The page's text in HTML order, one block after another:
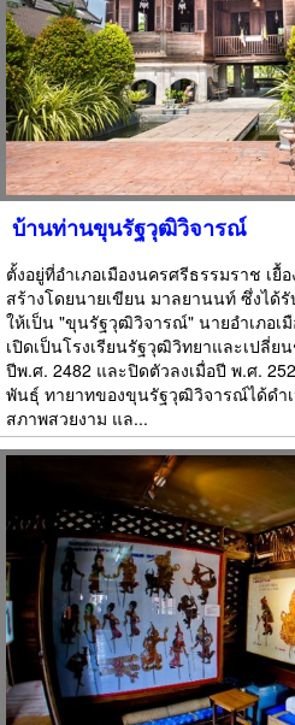
บ้านท่านขุนรัฐวุฒิวิจารณ์
ตั้งอยู่ที่อำเภอเมืองนครศรีธรรมราช เ
สร้างโดยนายเขียน มาลยานนท์ ซึ่งได้
ให้เป็น "ขุนรัฐวุฒิวิจารณ์" นายอำเภอเ
เปิดเป็นโรงเรียนรัฐวุฒิวิทยาและเปลี่ย
ปีพ.ศ. 2482 และปิดตัวลงเมื่อปี พ.ศ.
พันธุ์ ทายาทของขุนรัฐวุฒิวิจารณ์ได้ดำ
สภาพสวยงาม แล...